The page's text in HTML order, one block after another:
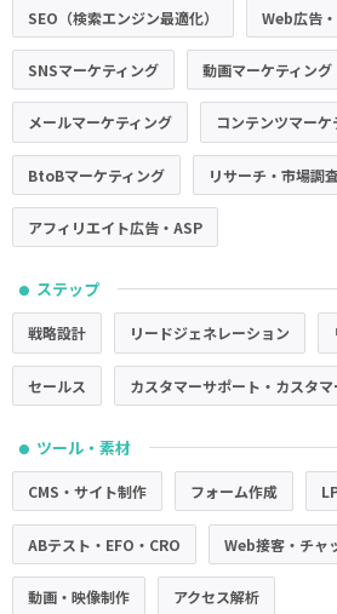
SEO（検索エンジン最適化） Web広告
SNSマーケティング 動画マーケティング
メールマーケティング コンテンツマーケ
BtoBマーケティング リサーチ・市場調
アフィリエイト広告・ASP
● ステップ
戦略設計 リードジェネレーション
セールス カスタマーサポート・カスタ
● ツール・素材
CMS・サイト制作 フォーム作成
ABテスト・EFO・CRO Web接客・チャ
動画・映像制作 アクセス解析